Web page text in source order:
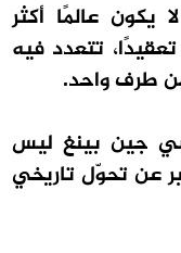
يكون عالمًا أكثر
تتعدد فيه
من طرف واحد.
جين بينغ ليس
عن تحوّل تاريخي